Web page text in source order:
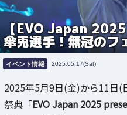
【EVO Japan
傘兎選手！無冠のフ
イベント情報 2025.05.17(Sat)
2025年5月9日(金)から11日(
祭典「EVO Japan 2025